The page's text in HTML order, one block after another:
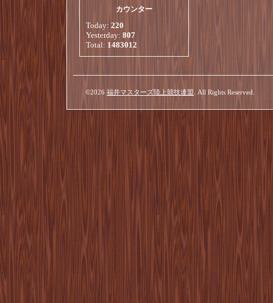
カウンター
Today: 220
Yesterday: 807
Total: 1483012
©2026 福井マスターズ陸上競技連盟 . All Rights Reserved.